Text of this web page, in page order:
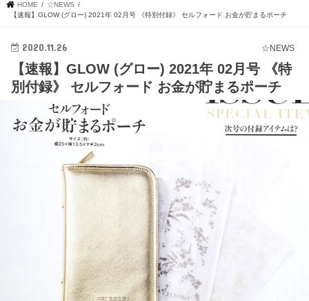
HOME
☆NEWS
【速報】GLOW (グロー) 2021年 02月号 《特別付録》 セルフォード お金が貯まるポーチ
☆NEWS
2020.11.26
【速報】GLOW (グロー) 2021年 02月号 《特
別付録》 セルフォード お金が貯まるポーチ